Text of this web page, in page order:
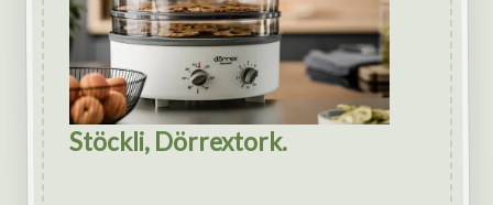
Stöckli, Dörrextork.